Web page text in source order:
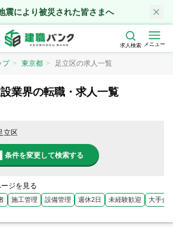
震により被災された皆さまへ
求人検索 メニュー
プ 東京都 足立区の求人一覧
業界の転職・求人一覧
立区
条件を変更して検索する
ジを見る
施工管理 設備管理 週休2日 未経験歓迎 大手企